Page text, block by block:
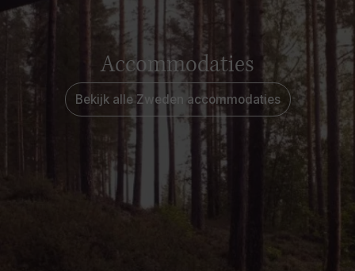
Accommodaties
Bekijk alle Zweden accommodaties